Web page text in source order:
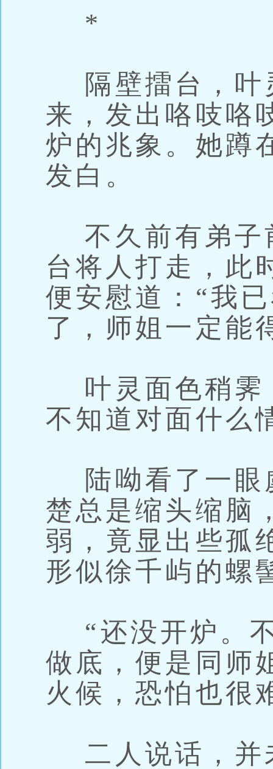
*
隔壁擂台，叶
来，发出咯吱咯
炉的兆象。她蹲
发白。
不久前有弟子
台将人打走，此
便安慰道：“我
了，师姐一定能
叶灵面色稍霁
不知道对面什么
陆呦看了一眼
楚总是缩头缩脑
弱，竟显出些孤
形似徐千屿的螺
“还没开炉。
做底，便是同师
火候，恐怕也很
二人说话，并